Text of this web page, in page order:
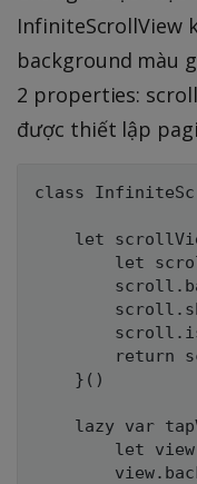
InfiniteScrollView
background màu
2 properties:
được thiết lập
class
let
let
return
    }()
lazy var
let